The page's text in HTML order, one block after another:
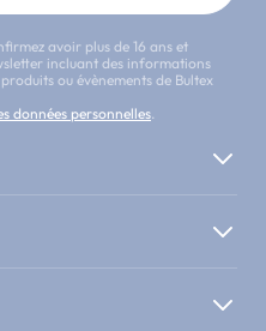
avoir plus de 16 ans et
incluant des informations
ou évènements de Bultex
données personnelles.